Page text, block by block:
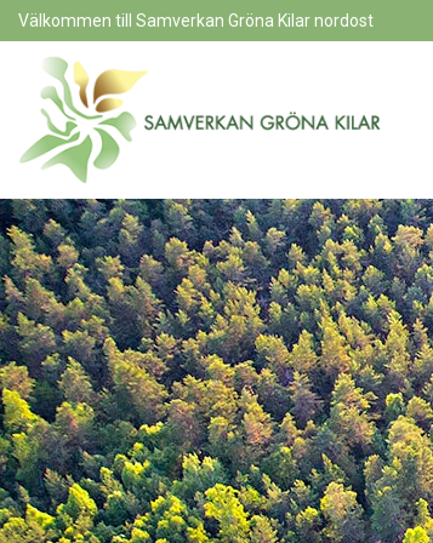
Välkommen till Samverkan Gröna Kilar nordost